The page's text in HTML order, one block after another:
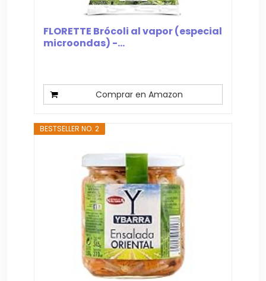
FLORETTE Brócoli al vapor (especial
microondas) -...
Comprar en Amazon
BESTSELLER NO. 2